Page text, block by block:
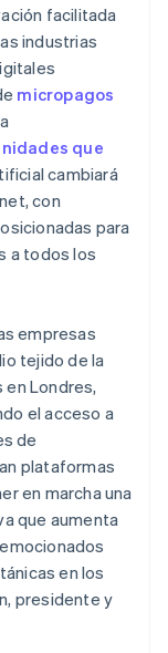
facilitada
industrias
micropagos
que
cambiará
con
para
a todos los
empresas
tejido de la
en Londres,
el acceso a
de
plataformas
en marcha una
que aumenta
en los
presidente y